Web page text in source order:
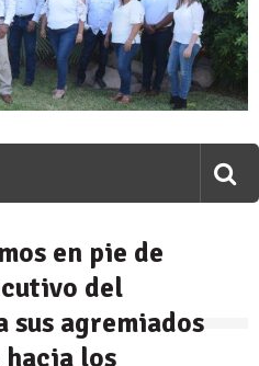
en pie de
del
sus agremiados
los